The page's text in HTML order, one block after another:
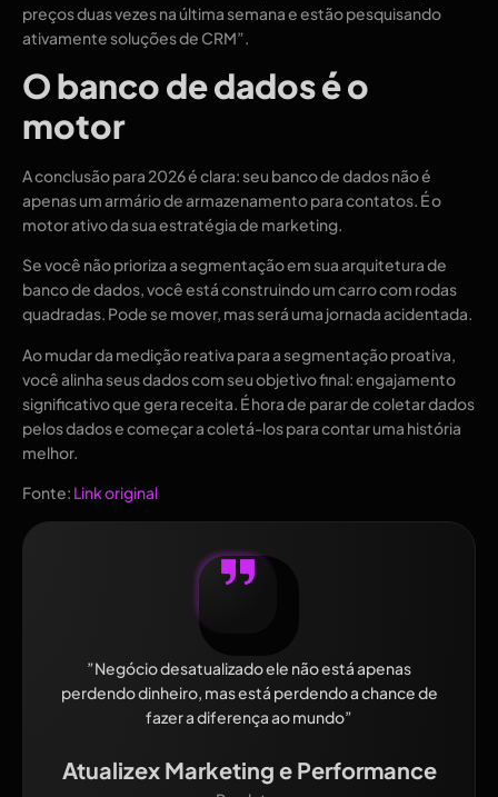
preços duas vezes na última semana e estão pesquisando
ativamente soluções de CRM”.
O banco de dados é o
motor
A conclusão para 2026 é clara: seu banco de dados não é
apenas um armário de armazenamento para contatos. É o
motor ativo da sua estratégia de marketing.
Se você não prioriza a segmentação em sua arquitetura de
banco de dados, você está construindo um carro com rodas
quadradas. Pode se mover, mas será uma jornada acidentada.
Ao mudar da medição reativa para a segmentação proativa,
você alinha seus dados com seu objetivo final: engajamento
significativo que gera receita. É hora de parar de coletar dados
pelos dados e começar a coletá-los para contar uma história
melhor.
Fonte: Link original
”Negócio desatualizado ele não está apenas
perdendo dinheiro, mas está perdendo a chance de
fazer a diferença ao mundo”
Atualizex Marketing e Performance